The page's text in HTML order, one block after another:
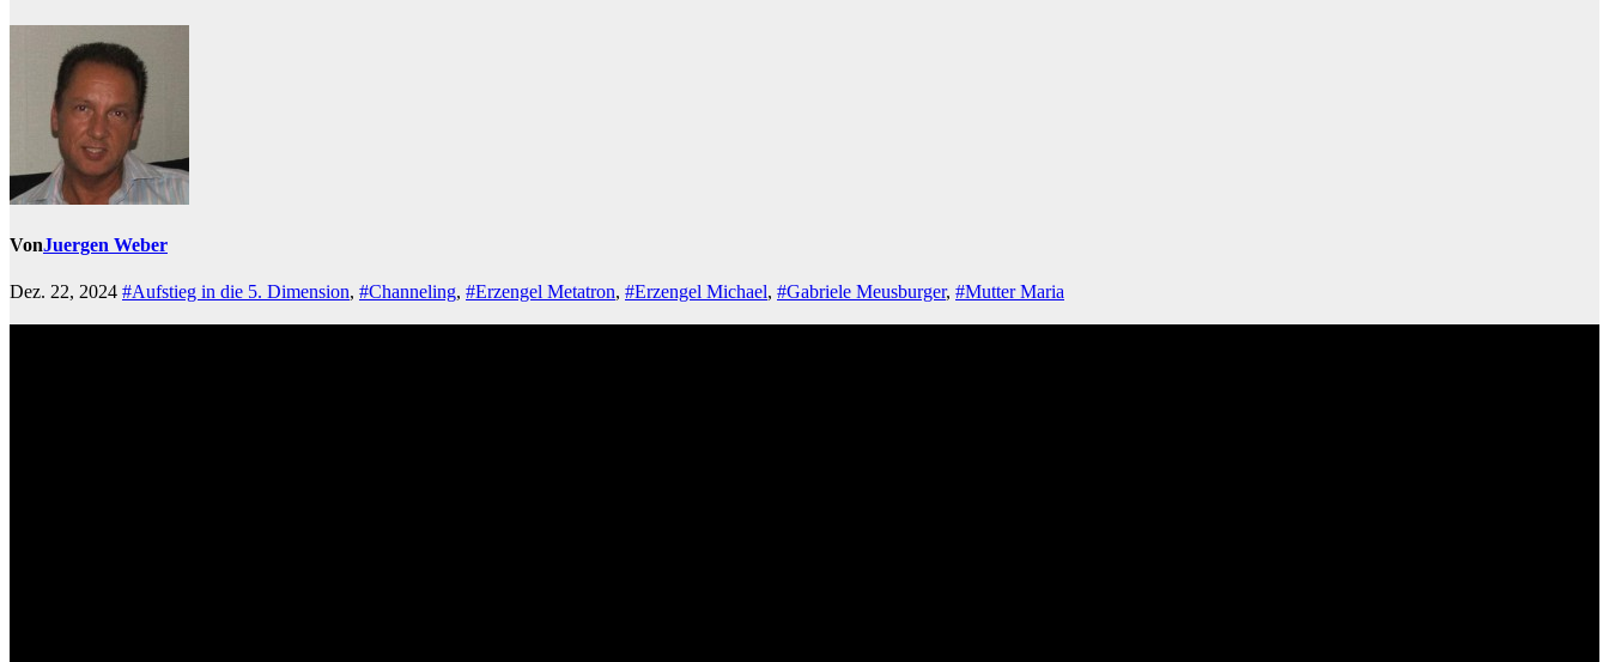
VonJuergen Weber
Dez. 22, 2024 #Aufstieg in die 5. Dimension, #Channeling, #Erzengel Metatron, #Erzengel Michael, #Gabriele Meusburger, #Mutter Maria